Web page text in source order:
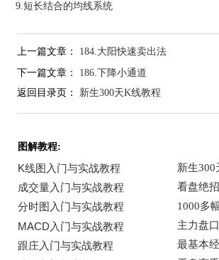
9.短长结合的均线系统
上一篇文章： 184.大阳快速卖出法
下一篇文章： 186.下降小通道
返回目录页： 新生300天K线教程
图解教程: